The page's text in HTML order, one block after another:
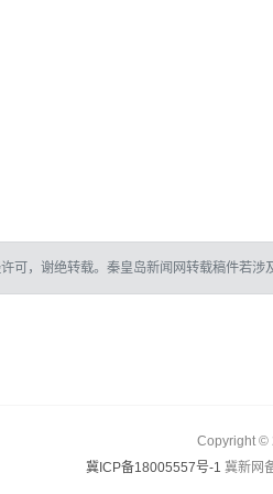
可，谢绝转载。秦皇岛新闻网转载稿件若涉
Copyright ©
冀ICP备18005557号-1 冀新网